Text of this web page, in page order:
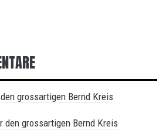
grossartigen Bernd Kreis
den grossartigen Bernd Kreis